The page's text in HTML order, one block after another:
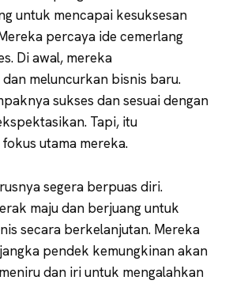
untuk mencapai kesuksesan
percaya ide cemerlang
Di awal, mereka
meluncurkan bisnis baru.
sukses dan sesuai dengan
Tapi, itu
utama mereka.
segera berpuas diri.
maju dan berjuang untuk
secara berkelanjutan. Mereka
pendek kemungkinan akan
dan iri untuk mengalahkan